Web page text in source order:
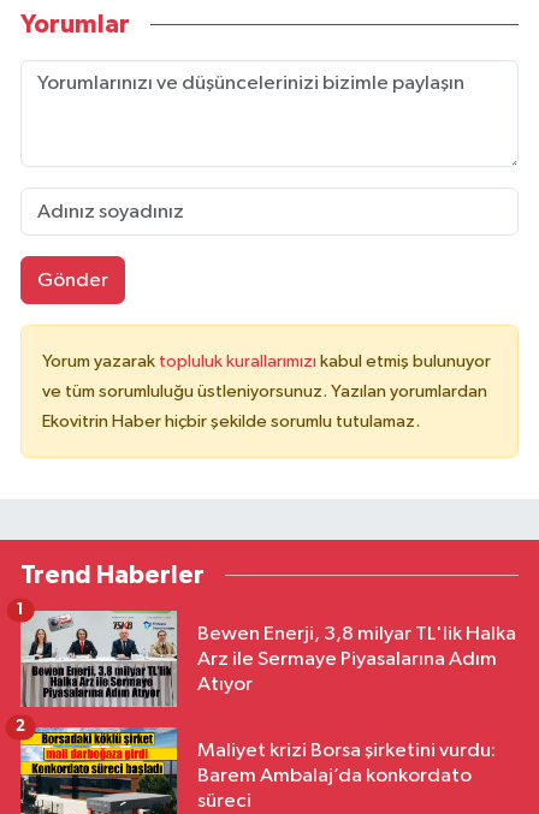
Yorumlar
Gönder
Yorum yazarak topluluk kurallarımızı kabul etmiş bulunuyor
ve tüm sorumluluğu üstleniyorsunuz. Yazılan yorumlardan
Ekovitrin Haber hiçbir şekilde sorumlu tutulamaz.
Trend Haberler
Bewen Enerji, 3,8 milyar TL'lik Halka
Arz ile Sermaye Piyasalarına Adım
Atıyor
1
Maliyet krizi Borsa şirketini vurdu:
Barem Ambalaj’da konkordato
süreci
2